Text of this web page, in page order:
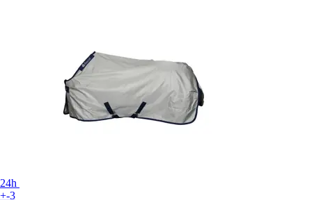
24h
+-3